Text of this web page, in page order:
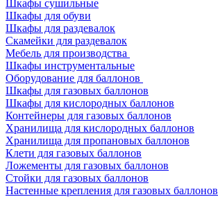
Шкафы сушильные
Шкафы для обуви
Шкафы для раздевалок
Скамейки для раздевалок
Мебель для производства
Шкафы инструментальные
Оборудование для баллонов
Шкафы для газовых баллонов
Шкафы для кислородных баллонов
Контейнеры для газовых баллонов
Хранилища для кислородных баллонов
Хранилища для пропановых баллонов
Клети для газовых баллонов
Ложементы для газовых баллонов
Стойки для газовых баллонов
Настенные крепления для газовых баллонов